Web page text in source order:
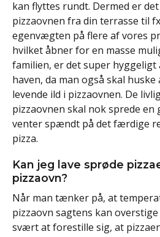
kan flyttes rundt. Dermed er
pizzaovnen fra din terrasse til
egenvægten på flere af vores
hvilket åbner for en masse
familien, er det super hyggeligt
haven, da man også skal
levende ild i pizzaovnen. De
pizzaovnen skal nok sprede en
venter spændt på det færdige
pizza.
Kan jeg lave sprøde
pizzaovn?
Når man tænker på, at
pizzaovn sagtens kan
svært at forestille sig, at